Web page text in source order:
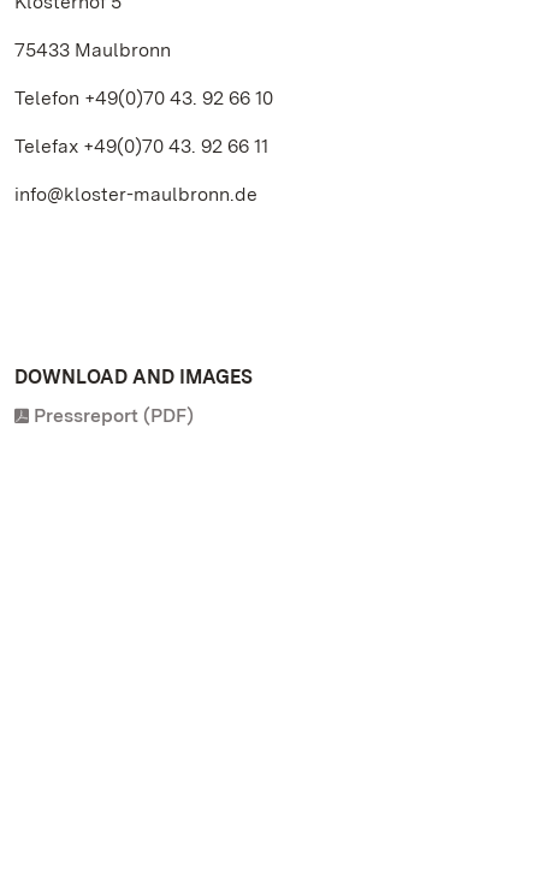
75433 Maulbronn
Telefon +49(0)70 43. 92 66 10
Telefax +49(0)70 43. 92 66 11
info@kloster-maulbronn.de
DOWNLOAD AND IMAGES
Pressreport (PDF)